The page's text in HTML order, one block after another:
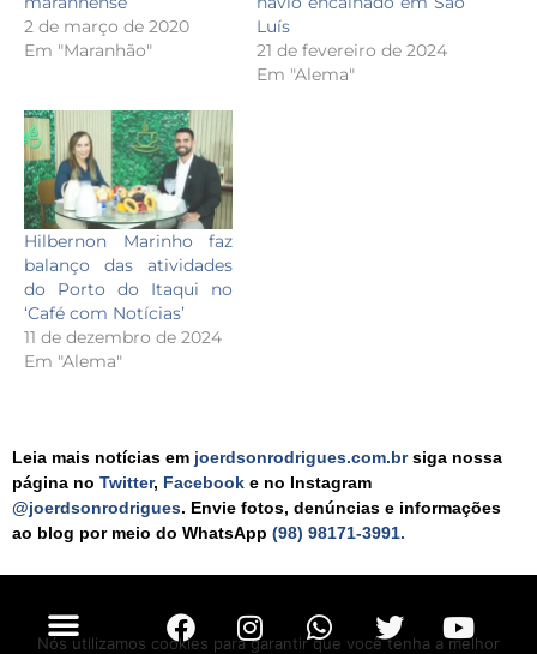
2 de março de 2020
Em "Maranhão"
Luís
21 de fevereiro de 2024
Em "Alema"
Hilbernon Marinho faz
balanço das atividades
do Porto do Itaqui no
‘Café com Notícias’
11 de dezembro de 2024
Em "Alema"
Leia mais notícias em joerdsonrodrigues.com.brsiga nossa
página no Twitter, Facebook e no Instagram
@joerdsonrodrigues. Envie fotos, denúncias e informações
ao blog por meio do WhatsApp (98) 98171-3991.
Nós utilizamos cookies para garantir que você tenha a melhor